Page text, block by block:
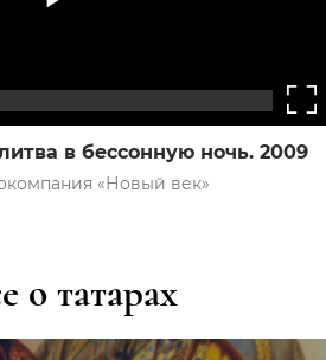
в бессонную ночь. 2009
«Новый век»
о татарах